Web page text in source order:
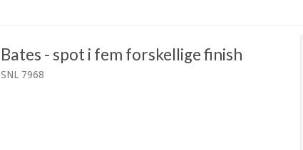
Bates - spot i fem forskellige finish
SNL 7968